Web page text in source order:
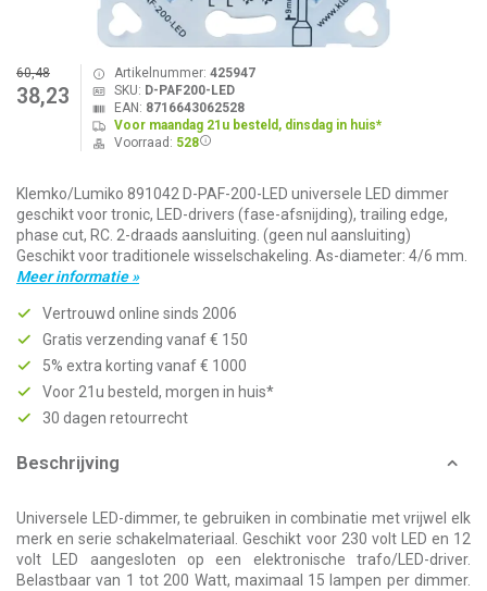
60,48
38,23
Artikelnummer: 425947
SKU: D-PAF200-LED
EAN: 8716643062528
Voor maandag 21u besteld, dinsdag in huis*
Voorraad: 528
Klemko/Lumiko 891042 D-PAF-200-LED universele LED dimmer
geschikt voor tronic, LED-drivers (fase-afsnijding), trailing edge,
phase cut, RC. 2-draads aansluiting. (geen nul aansluiting)
Geschikt voor traditionele wisselschakeling. As-diameter: 4/6 mm.
Meer informatie »
Vertrouwd online sinds 2006
Gratis verzending vanaf € 150
5% extra korting vanaf € 1000
Voor 21u besteld, morgen in huis*
30 dagen retourrecht
Beschrijving
Universele LED-dimmer, te gebruiken in combinatie met vrijwel elk
merk en serie schakelmateriaal. Geschikt voor 230 volt LED en 12
volt LED aangesloten op een elektronische trafo/LED-driver.
Belastbaar van 1 tot 200 Watt, maximaal 15 lampen per dimmer.